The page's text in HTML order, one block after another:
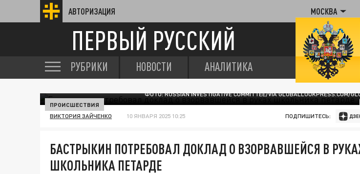
АВТОРИЗАЦИЯ МОСКВА
ПЕРВЫЙ РУССКИЙ
РУБРИКИ НОВОСТИ АНАЛИТИКА
ФОТО: RUSSIAN INVESTIGATIVE COMMITTEE/VIA GLOBALLOOKPRESS.COM/
ПРОИСШЕСТВИЯ
ВИКТОРИЯ ЗАЙЧЕНКО 10 ЯНВАРЯ 2025 10:25 ПОДПИШИТЕСЬ:
БАСТРЫКИН ПОТРЕБОВАЛ ДОКЛАД О ВЗОРВАВШЕЙСЯ В
ШКОЛЬНИКА ПЕТАРДЕ